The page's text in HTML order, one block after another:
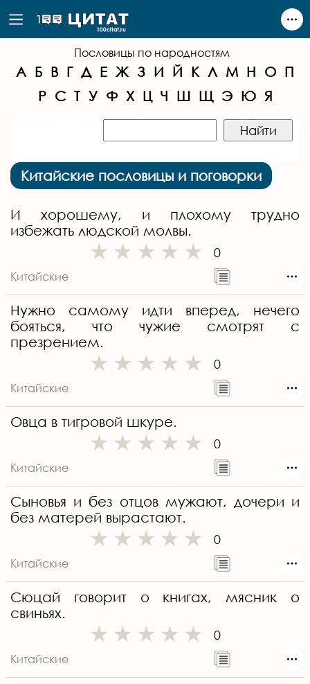
Пословицы по народностям
А Б В Г Д Е Ж З И Й К Л М Н О П
Р С Т У Ф Х Ц Ч Ш Щ Э Ю Я
Китайские пословицы и поговорки
И хорошему, и плохому трудно
избежать людской молвы.
0
Китайские
Нужно самому идти вперед, нечего
бояться, что чужие смотрят с
презрением.
0
Китайские
Овца в тигровой шкуре.
0
Китайские
Сыновья и без отцов мужают, дочери и
без матерей вырастают.
0
Китайские
Сюцай говорит о книгах, мясник о
свиньях.
0
Китайские